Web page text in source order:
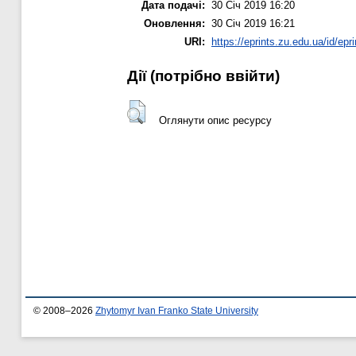
Дата подачі: 30 Січ 2019 16:20
Оновлення: 30 Січ 2019 16:21
URI:
https://eprints.zu.edu.ua/id/
Дії ​​(потрібно ввійти)
Оглянути опис ресурсу
© 2008–2026 Zhytomyr Ivan Franko State University